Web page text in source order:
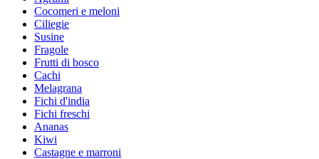
Cocomeri e meloni
Ciliegie
Susine
Fragole
Frutti di bosco
Cachi
Melagrana
Fichi d'india
Fichi freschi
Ananas
Kiwi
Castagne e marroni